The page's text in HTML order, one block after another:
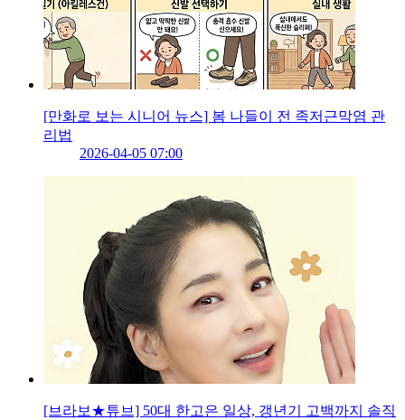
[만화로 보는 시니어 뉴스] 봄 나들이 전 족저근막염 관
리법
2026-04-05 07:00
[브라보★튜브] 50대 한고은 일상, 갱년기 고백까지 솔직